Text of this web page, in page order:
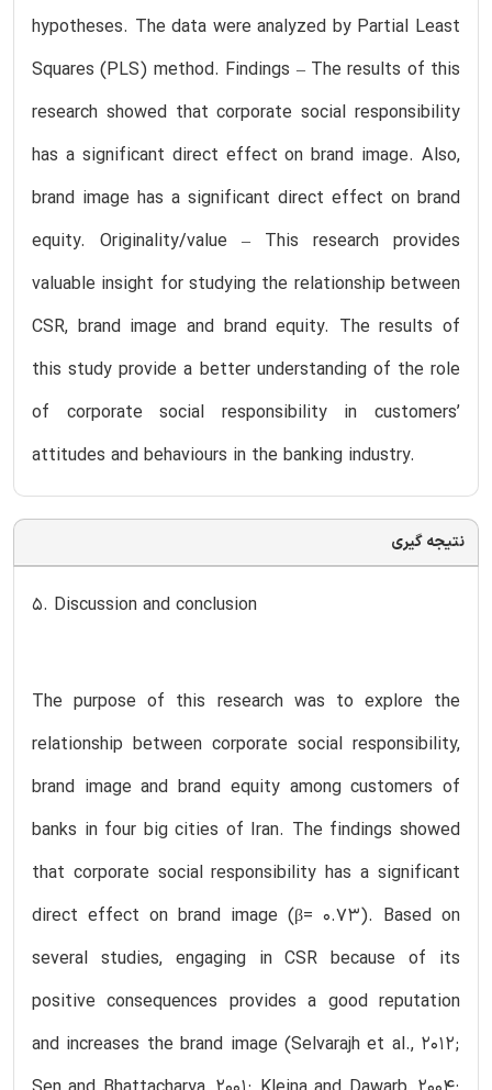
hypotheses. The data were analyzed by Partial Least
Squares (PLS) method. Findings – The results of this
research showed that corporate social responsibility
has a significant direct effect on brand image. Also,
brand image has a significant direct effect on brand
equity. Originality/value – This research provides
valuable insight for studying the relationship between
CSR, brand image and brand equity. The results of
this study provide a better understanding of the role
of corporate social responsibility in customers’
attitudes and behaviours in the banking industry.
نتیجه گیری
5. Discussion and conclusion
The purpose of this research was to explore the
relationship between corporate social responsibility,
brand image and brand equity among customers of
banks in four big cities of Iran. The findings showed
that corporate social responsibility has a significant
direct effect on brand image (β= 0.73). Based on
several studies, engaging in CSR because of its
positive consequences provides a good reputation
and increases the brand image (Selvarajh et al., 2012;